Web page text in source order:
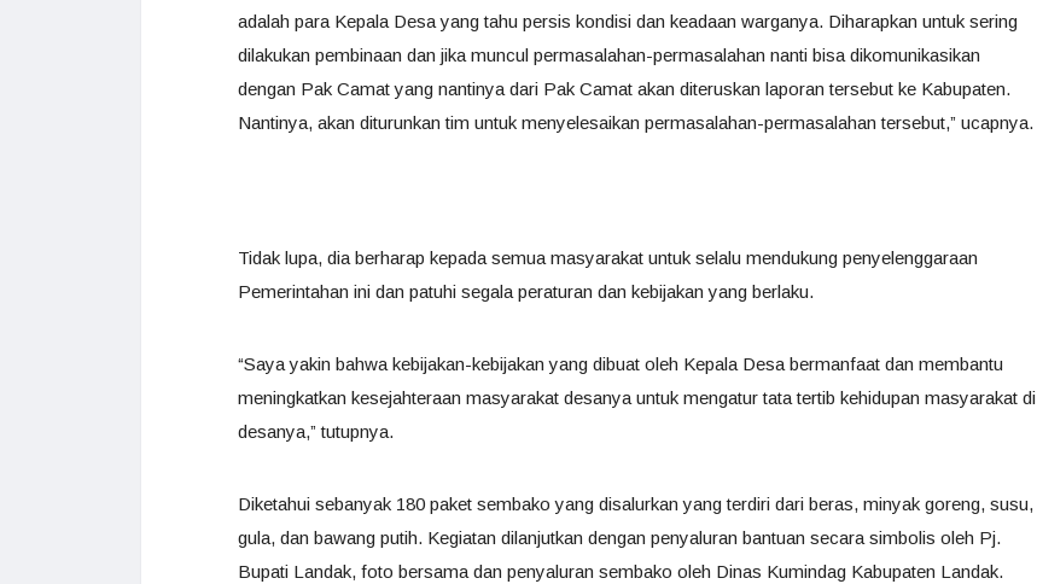
adalah para Kepala Desa yang tahu persis kondisi dan keadaan warganya. Diharapkan untuk sering
dilakukan pembinaan dan jika muncul permasalahan-permasalahan nanti bisa dikomunikasikan
dengan Pak Camat yang nantinya dari Pak Camat akan diteruskan laporan tersebut ke Kabupaten.
Nantinya, akan diturunkan tim untuk menyelesaikan permasalahan-permasalahan tersebut,” ucapnya.
Tidak lupa, dia berharap kepada semua masyarakat untuk selalu mendukung penyelenggaraan
Pemerintahan ini dan patuhi segala peraturan dan kebijakan yang berlaku.
“Saya yakin bahwa kebijakan-kebijakan yang dibuat oleh Kepala Desa bermanfaat dan membantu
meningkatkan kesejahteraan masyarakat desanya untuk mengatur tata tertib kehidupan masyarakat di
desanya,” tutupnya.
Diketahui sebanyak 180 paket sembako yang disalurkan yang terdiri dari beras, minyak goreng, susu,
gula, dan bawang putih. Kegiatan dilanjutkan dengan penyaluran bantuan secara simbolis oleh Pj.
Bupati Landak, foto bersama dan penyaluran sembako oleh Dinas Kumindag Kabupaten Landak.